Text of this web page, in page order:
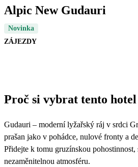
Alpic New Gudauri
Novinka
ZÁJEZDY
Proč si vybrat tento hotel
Gudauri – moderní lyžařský ráj v srdci
prašan jako v pohádce, nulové fronty a
Přidejte k tomu gruzínskou pohostinnost,
nezaměnitelnou atmosféru.